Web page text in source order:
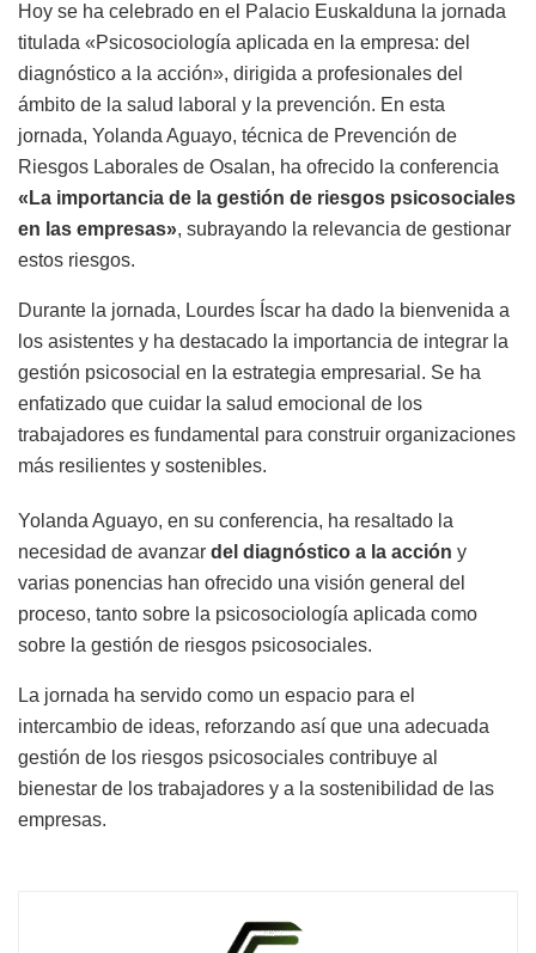
Hoy se ha celebrado en el Palacio Euskalduna la jornada
titulada «Psicosociología aplicada en la empresa: del
diagnóstico a la acción», dirigida a profesionales del
ámbito de la salud laboral y la prevención. En esta
jornada, Yolanda Aguayo, técnica de Prevención de
Riesgos Laborales de Osalan, ha ofrecido la conferencia
«La importancia de la gestión de riesgos psicosociales
en las empresas», subrayando la relevancia de gestionar
estos riesgos.
Durante la jornada, Lourdes Íscar ha dado la bienvenida a
los asistentes y ha destacado la importancia de integrar la
gestión psicosocial en la estrategia empresarial. Se ha
enfatizado que cuidar la salud emocional de los
trabajadores es fundamental para construir organizaciones
más resilientes y sostenibles.
Yolanda Aguayo, en su conferencia, ha resaltado la
necesidad de avanzar del diagnóstico a la acción y
varias ponencias han ofrecido una visión general del
proceso, tanto sobre la psicosociología aplicada como
sobre la gestión de riesgos psicosociales.
La jornada ha servido como un espacio para el
intercambio de ideas, reforzando así que una adecuada
gestión de los riesgos psicosociales contribuye al
bienestar de los trabajadores y a la sostenibilidad de las
empresas.